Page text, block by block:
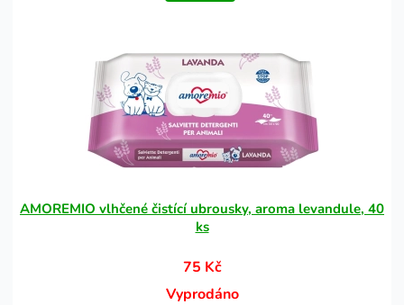
AMOREMIO vlhčené čistící ubrousky, aroma levandule, 40
ks
75 Kč
Vyprodáno